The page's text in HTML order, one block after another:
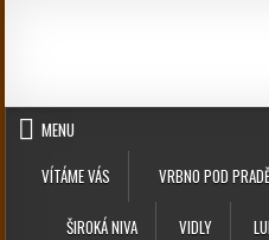
MENU
VÍTÁME VÁS
VRBNO POD
ŠIROKÁ NIVA VIDLY